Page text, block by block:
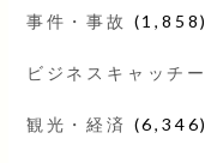
事件・事故 (1,858)
ビジネスキャッチー
観光・経済 (6,346)